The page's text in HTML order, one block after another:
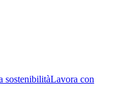
sostenibilitàLavora con